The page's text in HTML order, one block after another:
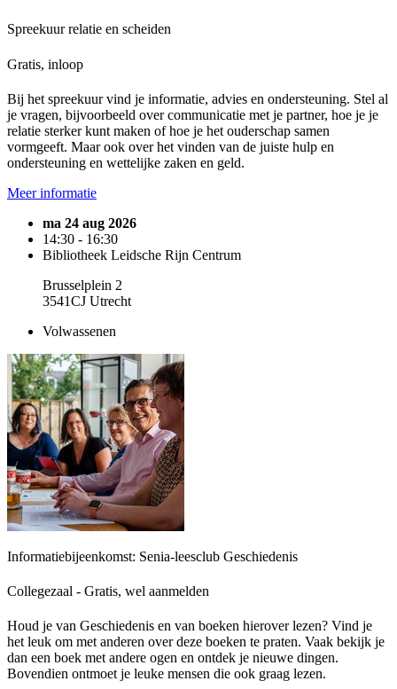
Spreekuur relatie en scheiden
Gratis, inloop
Bij het spreekuur vind je informatie, advies en ondersteuning. Stel al
je vragen, bijvoorbeeld over communicatie met je partner, hoe je je
relatie sterker kunt maken of hoe je het ouderschap samen
vormgeeft. Maar ook over het vinden van de juiste hulp en
ondersteuning en wettelijke zaken en geld.
Meer informatie
ma 24 aug 2026
14:30 - 16:30
Bibliotheek Leidsche Rijn Centrum
Brusselplein 2
3541CJ Utrecht
Volwassenen
Informatiebijeenkomst: Senia-leesclub Geschiedenis
Collegezaal - Gratis, wel aanmelden
Houd je van Geschiedenis en van boeken hierover lezen? Vind je
het leuk om met anderen over deze boeken te praten. Vaak bekijk je
dan een boek met andere ogen en ontdek je nieuwe dingen.
Bovendien ontmoet je leuke mensen die ook graag lezen.